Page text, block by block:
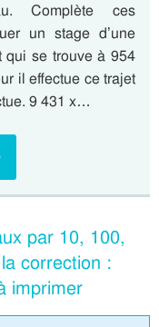
Complète ces
un stage d’une
qui se trouve à 954
il effectue ce trajet
9 431 x…
par 10, 100,
correction :
imprimer